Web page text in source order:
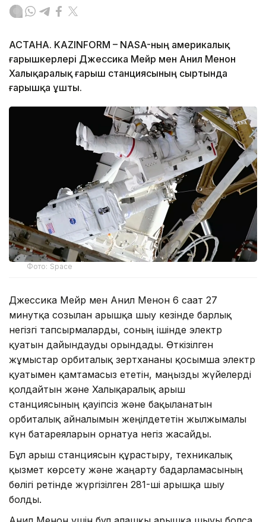
АСТАНА. KAZINFORM – NASA-ның америкалық
ғарышкерлері Джессика Мейр мен Анил Менон
Халықаралық ғарыш станциясының сыртында
ғарышқа ұшты.
Фото: Space
Джессика Мейр мен Анил Менон 6 сағат 27
минутқа созылған ғарышқа шығу кезінде барлық
негізгі тапсырмаларды, соның ішінде электр
қуатын дайындауды орындады. Өткізілген
жұмыстар орбиталық зертхананы қосымша электр
қуатымен қамтамасыз ететін, маңызды жүйелерді
қолдайтын және Халықаралық ғарыш
станциясының қауіпсіз және бақыланатын
орбиталық айналымын жеңілдететін жылжымалы
күн батареяларын орнатуға негіз жасайды.
Бұл ғарыш станциясын құрастыру, техникалық
қызмет көрсету және жаңарту бағдарламасының
бөлігі ретінде жүргізілген 281-ші ғарышқа шығу
болды.